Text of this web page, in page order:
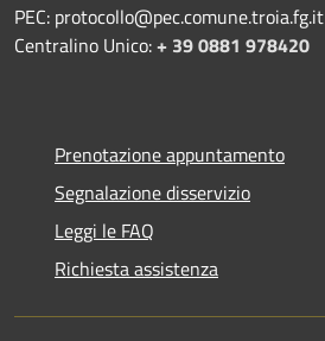
PEC: protocollo@pec.comune.troia.fg.it
Centralino Unico:+ 39 0881 978420
Prenotazione appuntamento
Segnalazione disservizio
Leggi le FAQ
Richiesta assistenza